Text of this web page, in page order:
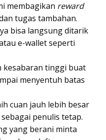
membagikan reward
tugas tambahan.
bisa langsung ditarik
e-wallet seperti
kesabaran tinggi buat
menyentuh batas
cuan jauh lebih besar
penulis tetap.
yang berani minta